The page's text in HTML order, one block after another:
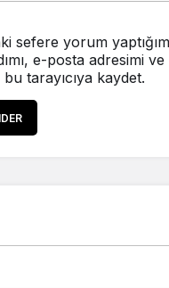
sefere yorum
e-posta adresimi
tarayıcıya kaydet.